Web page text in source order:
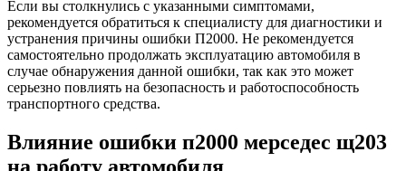
Если вы столкнулись с указанными симптомами,
рекомендуется обратиться к специалисту для диагностики и
устранения причины ошибки П2000. Не рекомендуется
самостоятельно продолжать эксплуатацию автомобиля в
случае обнаружения данной ошибки, так как это может
серьезно повлиять на безопасность и работоспособность
транспортного средства.
Влияние ошибки п2000 мерседес щ203